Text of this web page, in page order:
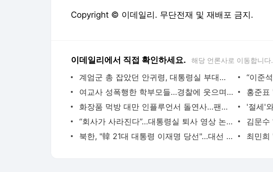
Copyright © 이데일리. 무단전재 및 재배포 금지.
이데일리에서 직접 확인하세요. 해당 언론사로 이동합니다.
계엄군 총 잡았던 안귀령, 대통령실 부대변인 내정
여교사 성폭행한 학부모들…경찰에 웃으며 “기억이 잘…” [그해 오늘]
화장품 먹방 대만 인플루언서 돌연사…팬들 "독극물 중독인 듯"
“회사가 사라진다”…대통령실 퇴사 영상 논란, 결국 ‘비공개’
북한, "韓 21대 대통령 이재명 당선"…대선 이틀만에 '첫 보도'